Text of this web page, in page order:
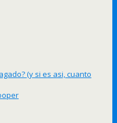
(y si es asi, cuanto